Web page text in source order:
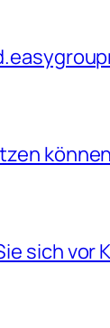
können
sich vor